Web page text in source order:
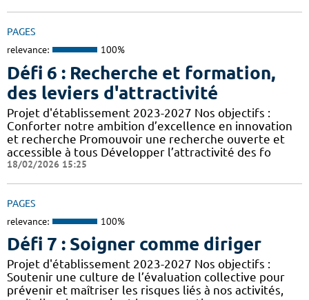
PAGES
relevance: 100%
Défi 6 : Recherche et formation,
des leviers d'attractivité
Projet d'établissement 2023-2027 Nos objectifs :
Conforter notre ambition d’excellence en innovation
et recherche Promouvoir une recherche ouverte et
accessible à tous Développer l’attractivité des fo
18/02/2026 15:25
PAGES
relevance: 100%
Défi 7 : Soigner comme diriger
Projet d'établissement 2023-2027 Nos objectifs :
Soutenir une culture de l’évaluation collective pour
prévenir et maîtriser les risques liés à nos activités,